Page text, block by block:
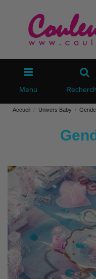
Menu
Accueil Univers Baby